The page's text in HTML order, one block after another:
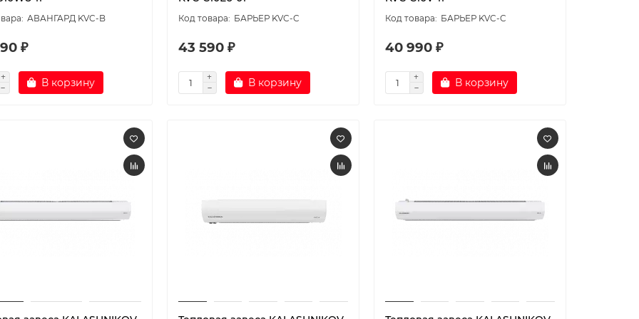
АВАНГАРД KVC-B
₽
В корзину
БАРЬЕР KVC-C
43 590 ₽
В корзину
БАРЬЕР KVC-C
40 990 ₽
В корзину